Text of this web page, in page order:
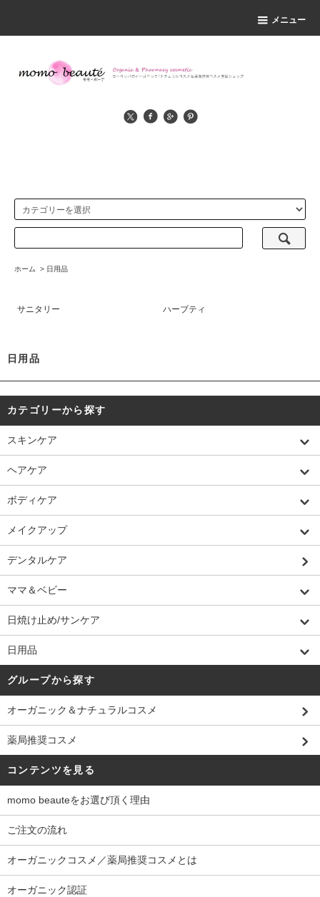
メニュー
ホーム > 日用品
サニタリー ハーブティ
日用品
カテゴリーから探す
スキンケア
ヘアケア
ボディケア
メイクアップ
デンタルケア
ママ＆ベビー
日焼け止め/サンケア
日用品
グループから探す
オーガニック＆ナチュラルコスメ
薬局推奨コスメ
コンテンツを見る
momo beauteをお選び頂く理由
ご注文の流れ
オーガニックコスメ／薬局推奨コスメとは
オーガニック認証